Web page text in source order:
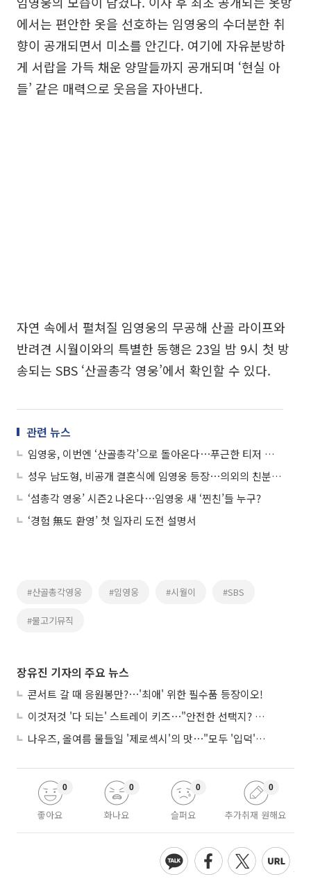
에서는 편안한 옷을 선호하는 임영웅의 수더분한 취
향이 공개되면서 미소를 안긴다. 여기에 자유분방하
게 서랍을 가득 채운 양말들까지 공개되며 ‘현실 아
들’ 같은 매력으로 웃음을 자아낸다.
자연 속에서 펼쳐질 임영웅의 무공해 산골 라이프와
반려견 시월이와의 특별한 동행은 23일 밤 9시 첫 방
송되는 SBS ‘산골총각 영웅’에서 확인할 수 있다.
관련 뉴스
임영웅, 이번엔 ‘산골총각’으로 돌아온다⋯푸근한 티저 사진 ‘눈길’
성우 남도형, 비공개 결혼식에 임영웅 등장⋯의외의 친분 눈길
‘섬총각 영웅’ 시즌2 나온다⋯임영웅 새 ‘찐친’들 누구?
‘경험 無도 환영’ 첫 일자리 도전 설명서
#산골총각영웅 #임영웅 #시월이 #SBS
#물고기뮤직
장유진 기자의 주요 뉴스
콘서트 갈 때 응원봉만?⋯'최애' 위한 필수품 등장이오!
이것저것 '다 되는' 스트레이 키즈⋯"안전한 선택지? 도전이 재밌죠"
나우즈, 올여름 물들일 '제로섹시'의 맛⋯"모두 '입덕'시킬 것"
좋아요
0
화나요
0
슬퍼요
0
추가취재 원해요
0